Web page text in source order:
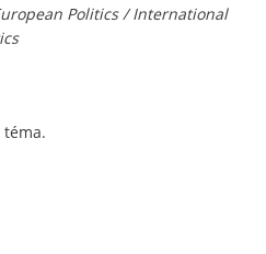
Politics / International